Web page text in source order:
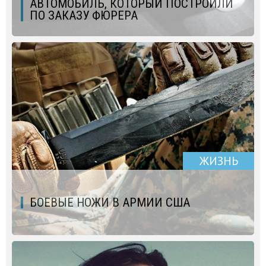
АВТОМОБИЛЬ, КОТОРЫЙ ПОСТРОИЛИ
ПО ЗАКАЗУ ФЮРЕРА
ЖИЗНЬ
БОЕВЫЕ НОЖИ В АРМИИ США